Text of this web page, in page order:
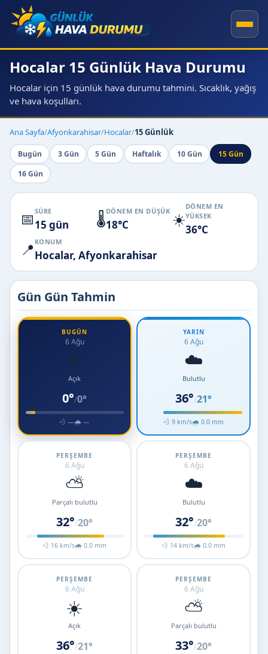
Hocalar 15 Günlük Hava Durumu
Hocalar için 15 günlük hava durumu tahmini. Sıcaklık, yağış
ve hava koşulları.
Ana Sayfa/Afyonkarahisar/Hocalar/15 Günlük
Bugün 3 Gün 5 Gün Haftalık 10 Gün
15 Gün
16 Gün
📅 SÜRE
15 gün 🌡️DÖNEM EN DÜŞÜK
18°C ☀️
DÖNEM EN
YÜKSEK
36°C
📍 KONUM
Hocalar, Afyonkarahisar
Gün Gün Tahmin
BUGÜN
6 Ağu
☀️
Açık
0°/0°
💨 —🌧 —
YARIN
6 Ağu
☁️
Bulutlu
36°/21°
💨 9 km/s🌧 0.0 mm
PERŞEMBE
6 Ağu
⛅
Parçalı bulutlu
32°/20°
💨 16 km/s🌧 0.0 mm
PERŞEMBE
6 Ağu
☁️
Bulutlu
32°/20°
💨 14 km/s🌧 0.0 mm
PERŞEMBE
6 Ağu
☀️
Açık
36°/21°
PERŞEMBE
6 Ağu
⛅
Parçalı bulutlu
33°/20°